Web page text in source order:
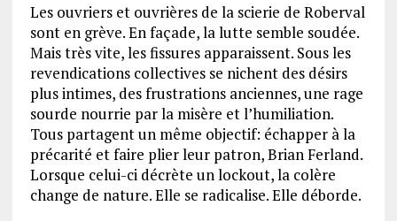
Les ouvriers et ouvrières de la scierie de Roberval
sont en grève. En façade, la lutte semble soudée.
Mais très vite, les fissures apparaissent. Sous les
revendications collectives se nichent des désirs
plus intimes, des frustrations anciennes, une rage
sourde nourrie par la misère et l’humiliation.
Tous partagent un même objectif: échapper à la
précarité et faire plier leur patron, Brian Ferland.
Lorsque celui-ci décrète un lockout, la colère
change de nature. Elle se radicalise. Elle déborde.